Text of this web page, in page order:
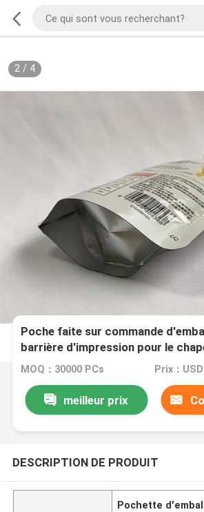
2/ 4
Poche faite sur commande
barrière d'impression pour le
bébé de boissons
MOQ：30000 PCs Prix：
meilleur prix
DESCRIPTION DE PRODUIT
Pochette